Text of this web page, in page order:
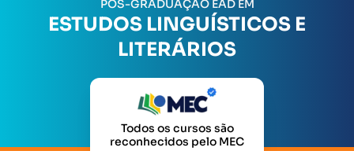
PÓS-GRADUAÇÃO EAD EM
ESTUDOS LINGUÍSTICOS E
LITERÁRIOS
Todos os cursos são
reconhecidos pelo MEC